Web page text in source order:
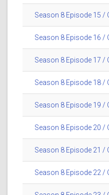
Season 8 Episode 15 /
Season 8 Episode 16 /
Season 8 Episode 17 /
Season 8 Episode 18 /
Season 8 Episode 19 /
Season 8 Episode 20 /
Season 8 Episode 21 /
Season 8 Episode 22 /